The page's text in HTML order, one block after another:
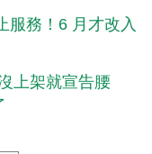
服務！6 月才改入
上架就宣告腰